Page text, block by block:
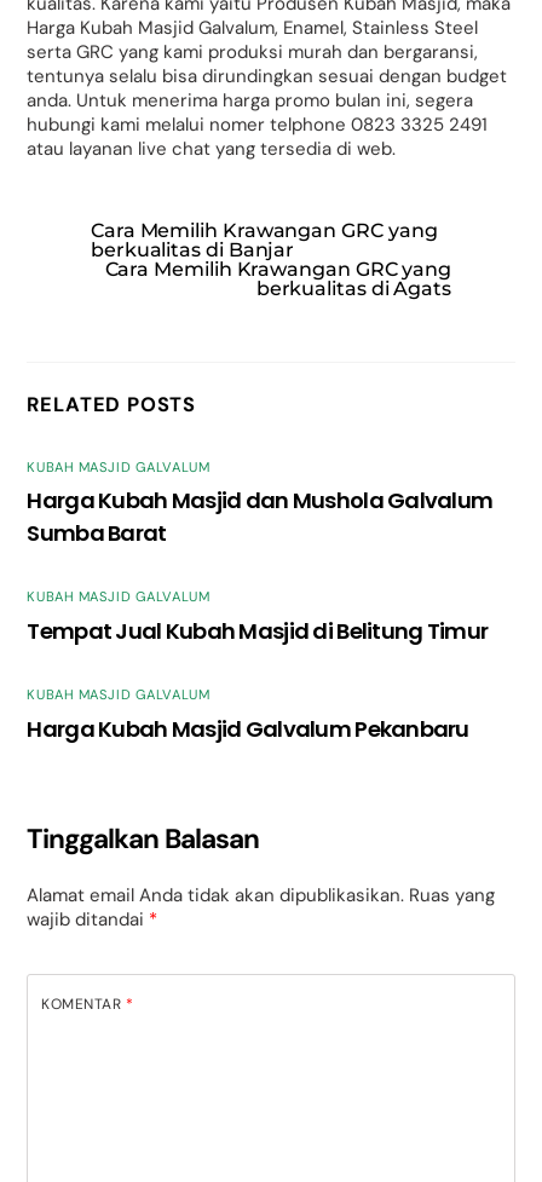
Harga Kubah Masjid Galvalum, Enamel, Stainless Steel
serta GRC yang kami produksi murah dan bergaransi,
tentunya selalu bisa dirundingkan sesuai dengan budget
anda. Untuk menerima harga promo bulan ini, segera
hubungi kami melalui nomer telphone 0823 3325 2491
atau layanan live chat yang tersedia di web.
Cara Memilih Krawangan GRC yang
berkualitas di Banjar
Cara Memilih Krawangan GRC yang
berkualitas di Agats
RELATED POSTS
KUBAH MASJID GALVALUM
Harga Kubah Masjid dan Mushola Galvalum
Sumba Barat
KUBAH MASJID GALVALUM
Tempat Jual Kubah Masjid di Belitung Timur
KUBAH MASJID GALVALUM
Harga Kubah Masjid Galvalum Pekanbaru
Tinggalkan Balasan
Alamat email Anda tidak akan dipublikasikan. Ruas yang
wajib ditandai *
KOMENTAR *